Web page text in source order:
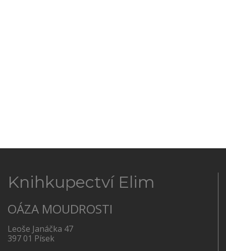
Knihkupectví Elim
OÁZA MOUDROSTI
Leoše Janáčka 47
397 01 Písek